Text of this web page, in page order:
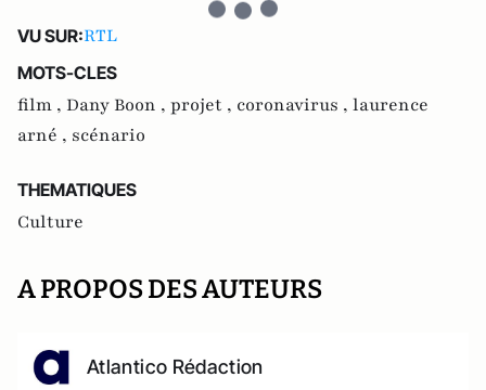
VU SUR:RTL
MOTS-CLES
film , Dany Boon , projet , coronavirus , laurence
arné , scénario
THEMATIQUES
Culture
A PROPOS DES AUTEURS
Atlantico Rédaction